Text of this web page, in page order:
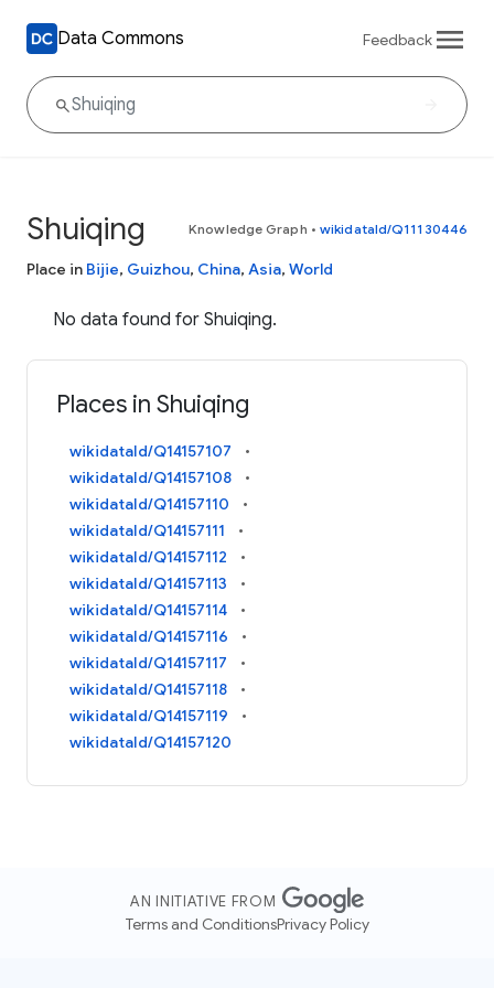
Data Commons Feedback
Shuiqing Knowledge Graph • wikidataId/Q11130446
Place in Bijie, Guizhou, China, Asia, World
No data found for Shuiqing.
Places in Shuiqing
wikidataId/Q14157107
wikidataId/Q14157108
wikidataId/Q14157110
wikidataId/Q14157111
wikidataId/Q14157112
wikidataId/Q14157113
wikidataId/Q14157114
wikidataId/Q14157116
wikidataId/Q14157117
wikidataId/Q14157118
wikidataId/Q14157119
wikidataId/Q14157120
AN INITIATIVE FROM
Terms and ConditionsPrivacy Policy